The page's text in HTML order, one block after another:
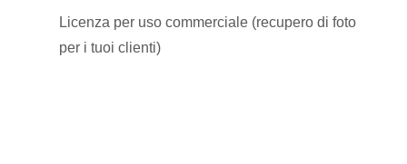
Licenza per uso commerciale (recupero di foto
per i tuoi clienti)